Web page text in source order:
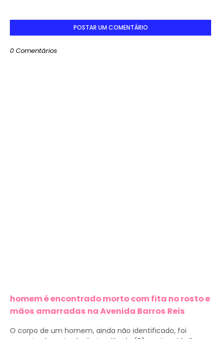
POSTAR UM COMENTÁRIO
0 Comentários
homem é encontrado morto com fita no rosto e
mãos amarradas na Avenida Barros Reis
O corpo de um homem, ainda não identificado, foi